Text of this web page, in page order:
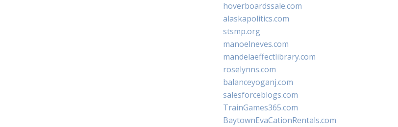
hoverboardssale.com
alaskapolitics.com
stsmp.org
manoelneves.com
mandelaeffectlibrary.com
roselynns.com
balanceyoganj.com
salesforceblogs.com
TrainGames365.com
BaytownEvaCationRentals.com